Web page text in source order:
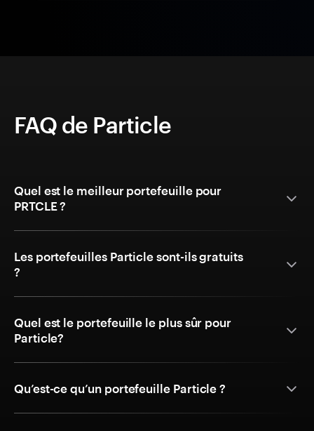
FAQ de Particle
Quel est le meilleur portefeuille pour
PRTCLE ?
Les portefeuilles Particle sont-ils gratuits
?
Quel est le portefeuille le plus sûr pour
Particle?
Qu’est-ce qu’un portefeuille Particle ?